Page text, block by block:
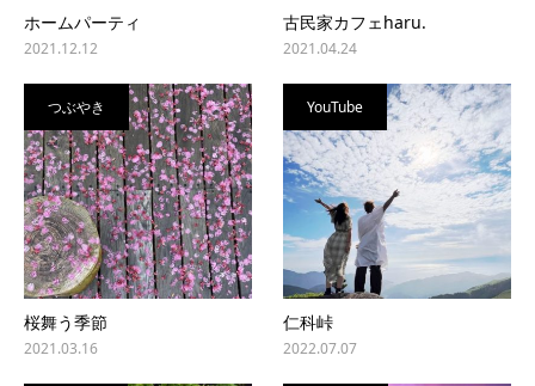
ホームパーティ
2021.12.12
古民家カフェharu.
2021.04.24
つぶやき
桜舞う季節
2021.03.16
YouTube
仁科峠
2022.07.07